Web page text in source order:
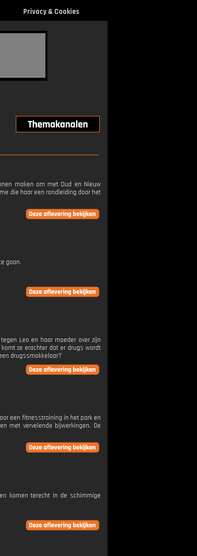
Privacy & Cookies
maken om met Oud en Nieuw
die haar een rondleiding door het
gaan.
Leo en haar moeder over zijn
ze erachter dat er drugs wordt
drugssmokkelaar?
een fitnesstraining in het park en
met vervelende bijwerkingen. De
komen terecht in de schimmige